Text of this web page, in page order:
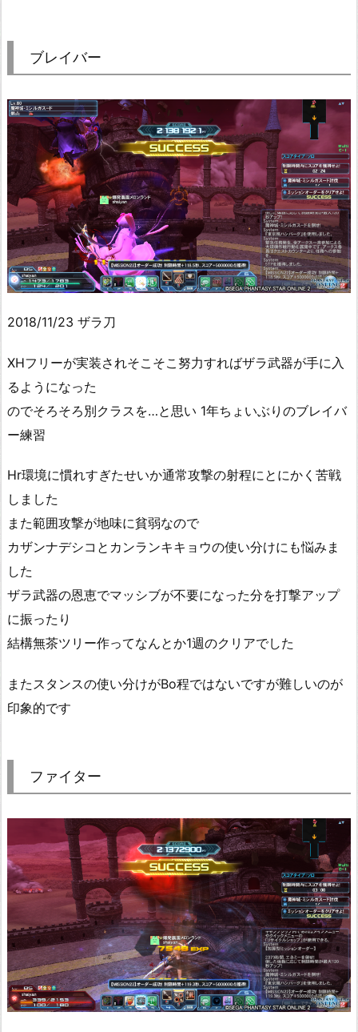
ブレイバー
2018/11/23 ザラ刀
XHフリーが実装されそこそこ努力すればザラ武器が手に入
るようになった
のでそろそろ別クラスを…と思い 1年ちょいぶりのブレイバ
ー練習
Hr環境に慣れすぎたせいか通常攻撃の射程にとにかく苦戦
しました
また範囲攻撃が地味に貧弱なので
カザンナデシコとカンランキキョウの使い分けにも悩みま
した
ザラ武器の恩恵でマッシブが不要になった分を打撃アップ
に振ったり
結構無茶ツリー作ってなんとか1週のクリアでした
またスタンスの使い分けがBo程ではないですが難しいのが
印象的です
ファイター